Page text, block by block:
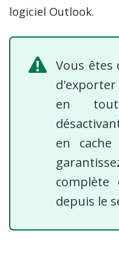
logiciel Outlook.
Vous êtes
en
en
complète
depuis le